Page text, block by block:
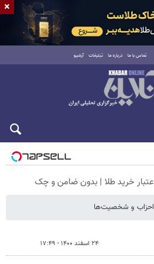
تماس با ما درباره ما تبلیغات آرشیو
احزاب و شخصیت‌ها
۲۴ اسفند ۱۴۰۰ - ۱۷:۴۹
×